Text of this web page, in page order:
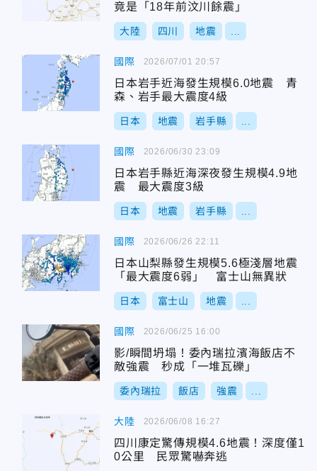
竟是「18年前汶川餘震」
大陸 四川 地震
國際
日本岩手近海發生規模6.0地震 青
森、岩手最大震度4級
日本 地震 岩手縣
2026/07/01 20:57
國際
日本岩手縣近海深夜發生規模4.9地
震 最大震度3級
日本 地震 岩手縣
2026/06/30 23:09
國際
日本山梨縣發生規模5.6極淺層地震
「最大震度6弱」 富士山無異狀
日本 富士山 地震
2026/06/26 22:11
國際
影/瞬間坍塌！委內瑞拉濱海飯店不
敵強震 秒成「一堆瓦礫」
委內瑞拉 飯店 強震
2026/06/25 16:00
大陸
四川康定驚傳規模4.6地震！深度僅1
0公里 民眾驚嚇奔逃
2026/06/08 16:27